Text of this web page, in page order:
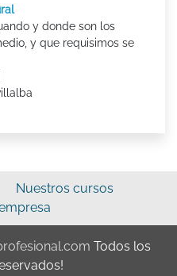
y donde son los
y que requisimos se
Nuestros cursos
Todos los